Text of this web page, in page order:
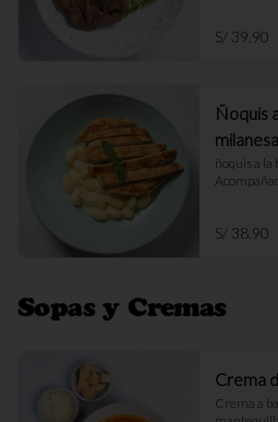
S/ 39.90
Ñoquis
ñoquis a la
S/ 38.90
Sopas y Cremas
Crema
Crema a